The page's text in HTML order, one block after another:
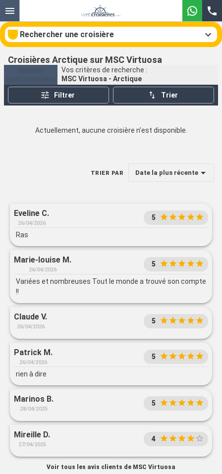
Rechercher une croisière
Nos destinations
Ports Compagnies
Croisières Arctique sur MSC Virtuosa
Vos critères de recherche :
MSC Virtuosa - Arctique
Filtrer Trier
Actuellement, aucune croisière n'est disponible.
TRIER PAR Date la plus récente
Eveline C.
26/04/2026
5
Ras
Marie-louise M.
26/04/2026
5
Variées et nombreuses Tout le monde a trouvé son compte
!!
Claude V.
26/04/2026
5
Patrick M.
26/04/2026
5
rien à dire
Marinos B.
28/04/2025
5
Mireille D.
27/04/2025
4
Voir tous les avis clients de MSC Virtuosa